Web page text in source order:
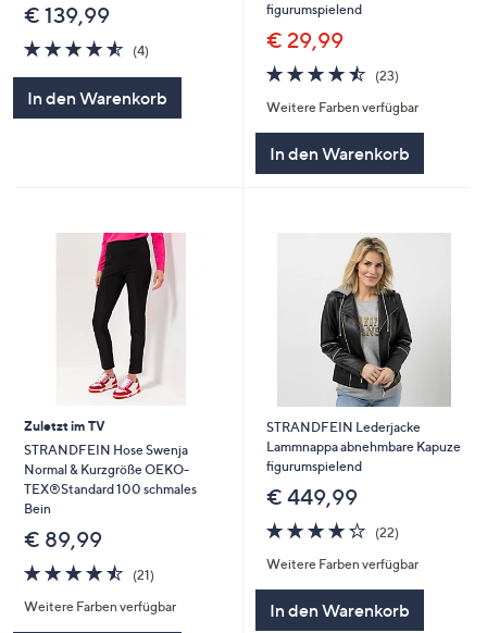
€ 139,99
4.5
von
(4)4
In den Warenkorb
figurumspielend
€ 29,99
4.4
von
5
(23)23
Weitere Farben verfügbar
In den Warenkorb
Zuletzt im TV
STRANDFEIN Hose Swenja
Normal & Kurzgröße OEKO-
TEX®Standard 100 schmales
Bein
€ 89,99
4.4
von
5
(21)21
Weitere Farben verfügbar
STRANDFEIN Lederjacke
Lammnappa abnehmbare Kapuze
figurumspielend
€ 449,99
4.2
von
5
(22)22
Weitere Farben verfügbar
In den Warenkorb